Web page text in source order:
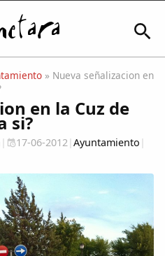
» Nueva señalizacion en
en la Cuz de
si?
| 17-06-2012| Ayuntamiento |